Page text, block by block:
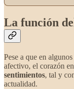
La función
Pese a que en
afectivo, el corazón en
sentimientos, tal y
actualidad.